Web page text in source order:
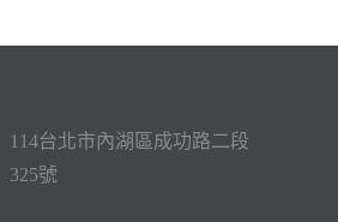
114台北市內湖區成功路二段
325號